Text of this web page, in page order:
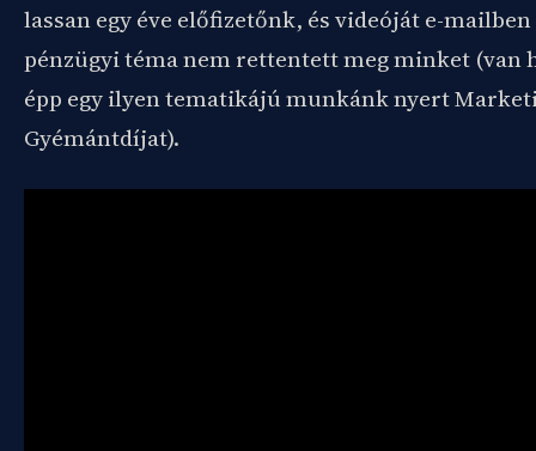
lassan egy éve előfizetőnk, és videóját e-
pénzügyi téma nem rettentett meg minket (van
épp egy ilyen tematikájú munkánk nyert
Gyémántdíjat).